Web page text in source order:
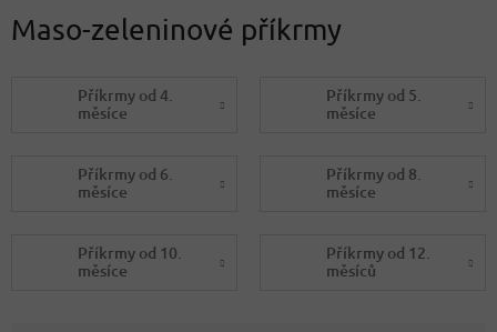
Maso-zeleninové příkrmy
Příkrmy od 4.
měsíce
Příkrmy od 5.
měsíce
Příkrmy od 6.
měsíce
Příkrmy od 8.
měsíce
Příkrmy od 10.
měsíce
Příkrmy od 12.
měsíců